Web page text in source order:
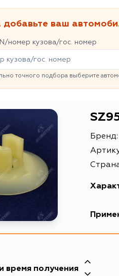
добавьте ваш
номер кузова/гос. номер
точного подбора выберите
Бренд:
время получения